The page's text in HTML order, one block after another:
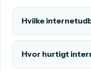
Hvilke
Hvor hurtigt